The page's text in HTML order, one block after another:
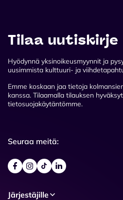
Tilaa uutiskirje
Hyödynnä yksinoikeusmyynnit ja
uusimmista kulttuuri- ja
Emme koskaan jaa tietoja
kanssa. Tilaamalla tilauksen hyväksyt
tietosuojakäytäntömme.
Seuraa meitä:
Järjestäjille